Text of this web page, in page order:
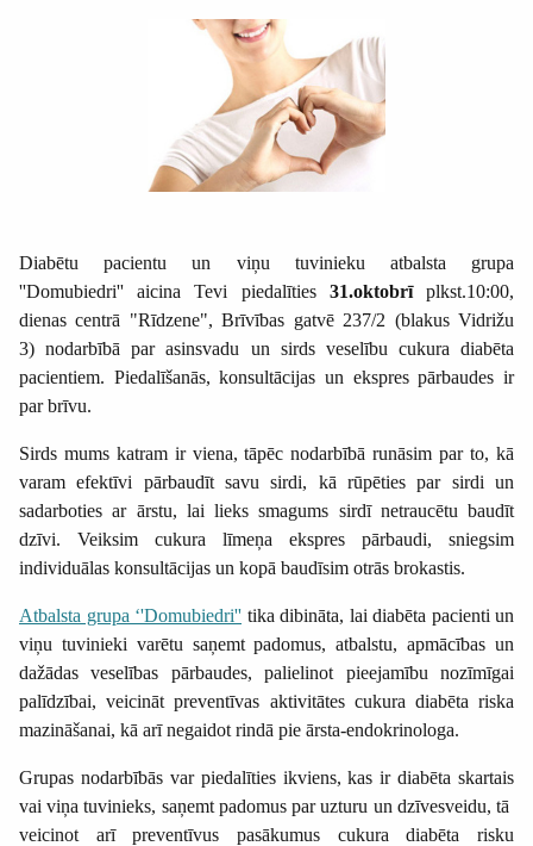
Diabētu pacientu un viņu tuvinieku atbalsta grupa
''Domubiedri'' aicina Tevi piedalīties 31.oktobrīplkst.10:00,
dienas centrā "Rīdzene", Brīvības gatvē 237/2 (blakus Vidrižu
3) nodarbībā par asinsvadu un sirds veselību cukura diabēta
pacientiem. Piedalīšanās, konsultācijas un ekspres pārbaudes ir
par brīvu.
Sirds mums katram ir viena, tāpēc nodarbībā runāsim par to, kā
varam efektīvi pārbaudīt savu sirdi, kā rūpēties par sirdi un
sadarboties ar ārstu, lai lieks smagums sirdī netraucētu baudīt
dzīvi. Veiksim cukura līmeņa ekspres pārbaudi, sniegsim
individuālas konsultācijas un kopā baudīsim otrās brokastis.
Atbalsta grupa ‘'Domubiedri'' tika dibināta, lai diabēta pacienti un
viņu tuvinieki varētu saņemt padomus, atbalstu, apmācības un
dažādas veselības pārbaudes, palielinot pieejamību nozīmīgai
palīdzībai, veicināt preventīvas aktivitātes cukura diabēta riska
mazināšanai, kā arī negaidot rindā pie ārsta-endokrinologa.
Grupas nodarbībās var piedalīties ikviens, kas ir diabēta skartais
vai viņa tuvinieks, saņemt padomus par uzturu un dzīvesveidu, tā
veicinot arī preventīvus pasākumus cukura diabēta risku